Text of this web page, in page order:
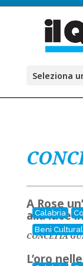
Seleziona
Calabria
Beni
A Rose
alla luce
CONCETTA
L’oro